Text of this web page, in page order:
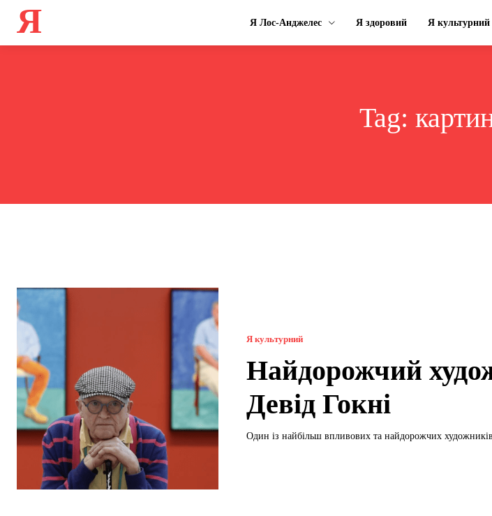
Я Я Лос-Анджелес Я здоровий Я культурний
Tag:
Я культурний
Найдорожчий
Девід Гокні
Один із найбільш впливових та найдорожчих художників